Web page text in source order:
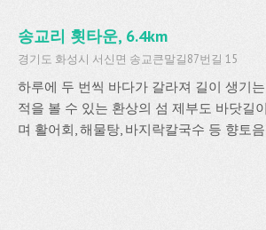
송교리 횟타운, 6.4km
경기도 화성시 서신면 송교큰말길87번길 15
하루에 두 번씩 바다가 갈라져 길이 생기
적을 볼 수 있는 환상의 섬 제부도 바닷길
며 활어회, 해물탕, 바지락칼국수 등 향토